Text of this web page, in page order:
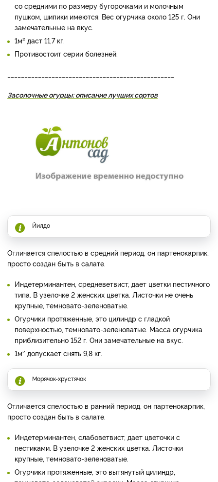
со средними по размеру бугорочками и молочным
пушком, шипики имеются. Вес огурчика около 125 г. Они
замечательные на вкус.
1м² даст 11,7 кг.
Противостоит серии болезней.
Засолочные огурцы: описание лучших сортов
Йилдо
Отличается спелостью в средний период, он партенокарпик,
просто создан быть в салате.
Индетерминантен, средневетвист, дает цветки пестичного
типа. В узелочке 2 женских цветка. Листочки не очень
крупные, темновато-зеленоватые.
Огурчики протяженные, это цилиндр с гладкой
поверхностью, темновато-зеленоватые. Масса огурчика
приблизительно 152 г. Они замечательные на вкус.
1м² допускает снять 9,8 кг.
Морячок-хрустячок
Отличается спелостью в ранний период, он партенокарпик,
просто создан быть в салате.
Индетерминантен, слабоветвист, дает цветочки с
пестиками. В узелочке 2 женских цветка. Листочки
крупные, темновато-зеленоватые.
Огурчики протяженные, это вытянутый цилиндр,